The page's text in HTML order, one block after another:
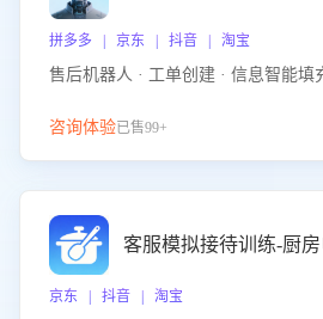
拼多多 | 京东 | 抖音 | 淘宝
售后机器人 · 工单创建 · 信息智能填
咨询体验已售99+
客服模拟接待训练-厨
京东 | 抖音 | 淘宝